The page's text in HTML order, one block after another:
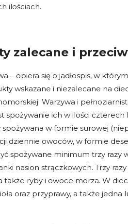
ilościach.
zalecane i
– opiera się o jadłospis, w którym
wskazane i niezalecane na
Warzywa i
spożywanie ich w ilości
w formie surowej
dziennie owoców, w formie
spożywane minimum trzy razy
nasion strączkowych. Trzy
także ryby i owoce morza. W
oraz przyprawy, a także jedna